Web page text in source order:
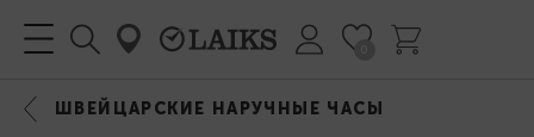
ШВЕЙЦАРСКИЕ НАРУЧНЫЕ ЧАСЫ